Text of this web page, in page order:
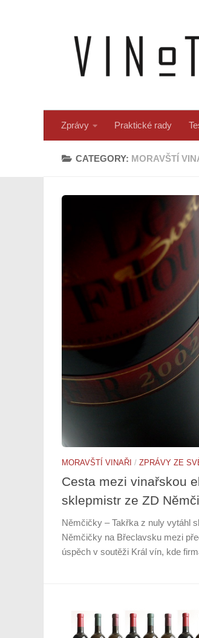
Zprávy Praktické rady
CATEGORY: MORAVŠTÍ
MORAVŠTÍ VINAŘI / ZPRÁVY ZE
Cesta mezi vinařskou
sklepmistr ze ZD
Němčičky – Takřka z nuly vytáhl
Němčičky na Břeclavsku mezi
úspěch v soutěži Král vín, kde